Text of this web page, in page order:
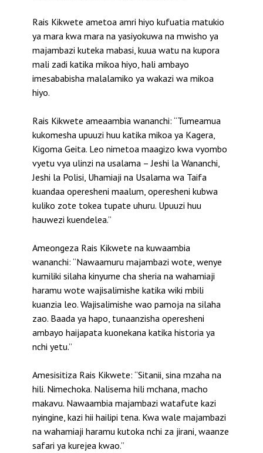
Rais Kikwete ametoa amri hiyo kufuatia matukio
ya mara kwa mara na yasiyokuwa na mwisho ya
majambazi kuteka mabasi, kuua watu na kupora
mali zadi katika mikoa hiyo, hali ambayo
imesababisha malalamiko ya wakazi wa mikoa
hiyo.
Rais Kikwete ameaambia wananchi: “Tumeamua
kukomesha upuuzi huu katika mikoa ya Kagera,
Kigoma Geita. Leo nimetoa maagizo kwa vyombo
vyetu vya ulinzi na usalama – Jeshi la Wananchi,
Jeshi la Polisi, Uhamiaji na Usalama wa Taifa
kuandaa operesheni maalum, operesheni kubwa
kuliko zote tokea tupate uhuru. Upuuzi huu
hauwezi kuendelea.”
Ameongeza Rais Kikwete na kuwaambia
wananchi: “Nawaamuru majambazi wote, wenye
kumiliki silaha kinyume cha sheria na wahamiaji
haramu wote wajisalimishe katika wiki mbili
kuanzia leo. Wajisalimishe wao pamoja na silaha
zao. Baada ya hapo, tunaanzisha operesheni
ambayo haijapata kuonekana katika historia ya
nchi yetu.”
Amesisitiza Rais Kikwete: “Sitanii, sina mzaha na
hili. Nimechoka. Nalisema hili mchana, macho
makavu. Nawaambia majambazi watafute kazi
nyingine, kazi hii hailipi tena. Kwa wale majambazi
na wahamiaji haramu kutoka nchi za jirani, waanze
safari ya kurejea kwao.”